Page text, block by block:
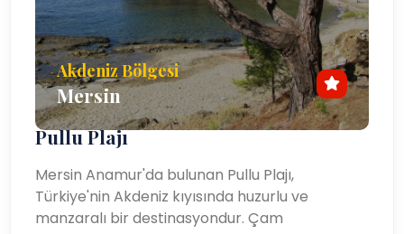
Akdeniz Bölgesi
Mersin
Pullu Plajı
Mersin Anamur'da bulunan Pullu Plajı,
Türkiye'nin Akdeniz kıyısında huzurlu ve
manzaralı bir destinasyondur. Çam